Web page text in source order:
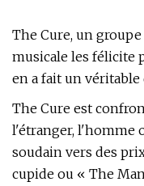
The Cure, un
musicale les félicite
en a fait un véritable
The Cure est
l'étranger, l'homme
soudain vers des
cupide ou « The